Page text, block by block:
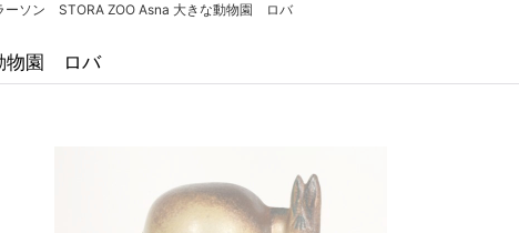
ソン STORA ZOO Asna 大きな動物園 ロバ
物園 ロバ